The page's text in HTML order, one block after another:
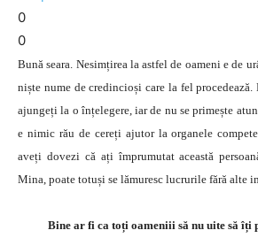
0
0
Bună seara. Nesimțirea la astfel de oameni e de
niște nume de credincioși care la fel procedează.
ajungeți la o înțelegere, iar de nu se primește
e nimic rău de cereți ajutor la organele
aveți dovezi că ați împrumutat această
Mina, poate totuși se lămuresc lucrurile fără alte
Bine ar fi ca toți oameniii să nu uite să îți